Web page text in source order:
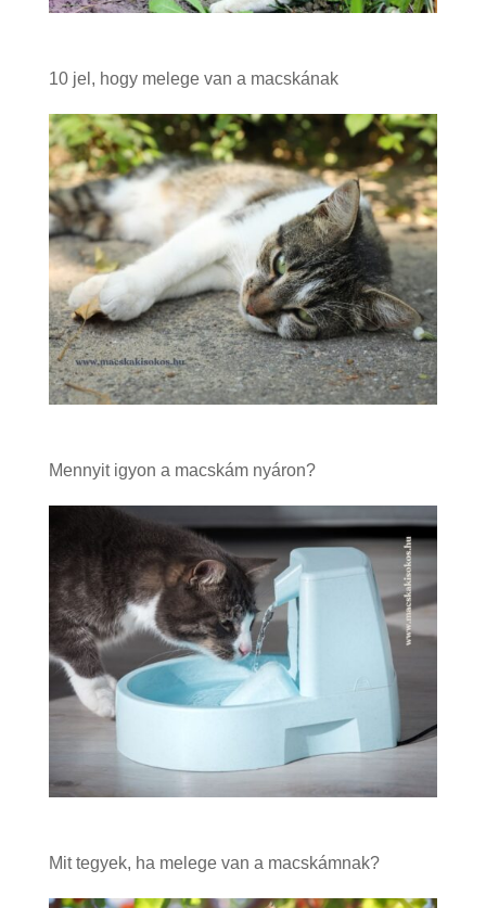
10 jel, hogy melege van a macskának
Mennyit igyon a macskám nyáron?
Mit tegyek, ha melege van a macskámnak?